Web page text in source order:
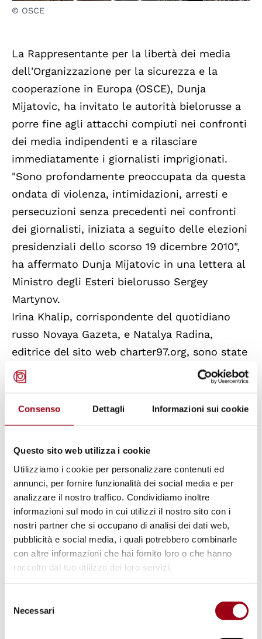
Consenso Dettagli Informazioni sui cookie
Questo sito web utilizza i cookie
Utilizziamo i cookie per personalizzare contenuti ed
annunci, per fornire funzionalità dei social media e per
analizzare il nostro traffico. Condividiamo inoltre
informazioni sul modo in cui utilizzi il nostro sito con i
nostri partner che si occupano di analisi dei dati web,
pubblicità e social media, i quali potrebbero combinarle
con altre informazioni che hai fornito loro o che hanno
raccolto dal tuo utilizzo dei loro servizi.
delNecessari
© OSCE
La Rappresentante per la libertà dei media
dell'Organizzazione per la sicurezza e la
cooperazione in Europa (OSCE), Dunja
Mijatovic, ha invitato le autorità bielorusse a
porre fine agli attacchi compiuti nei confronti
dei media indipendenti e a rilasciare
immediatamente i giornalisti imprigionati.
"Sono profondamente preoccupata da questa
ondata di violenza, intimidazioni, arresti e
persecuzioni senza precedenti nei confronti
dei giornalisti, iniziata a seguito delle elezioni
presidenziali dello scorso 19 dicembre 2010",
ha affermato Dunja Mijatovic in una lettera al
Ministro degli Esteri bielorusso Sergey
Martynov.
Irina Khalip, corrispondente del quotidiano
russo Novaya Gazeta, e Natalya Radina,
editrice del sito web charter97.org, sono state
arrestate e accusate di aver organizzato e
preso parte a "disordini di massa". Entrambe
rischiano fino a 15 anni di detenzione.
Inoltre, le forze di sicurezza hanno compiuto
Nasha Niva, della European Radio for Belarus
e della stazione televisiva Belsat. Le
abitazioni di numerosi giornalisti che
collaborano con tali testate sono state
perquisite ed il loro equipaggiamento
sequestrato.
La Rappresentante per la libertà dei media ha
informazione indipendenti e a rilasciare